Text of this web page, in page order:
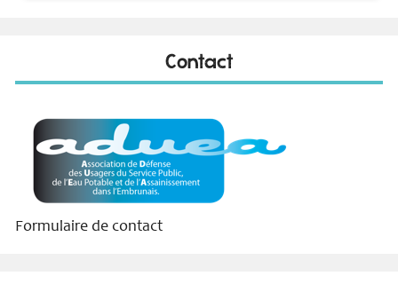
Contact
Formulaire de contact